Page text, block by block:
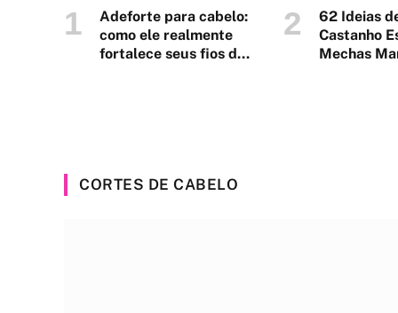
Adeforte para cabelo:
como ele realmente
fortalece seus fios de
62 Ideias
Castanho
Mechas
CORTES DE CABELO